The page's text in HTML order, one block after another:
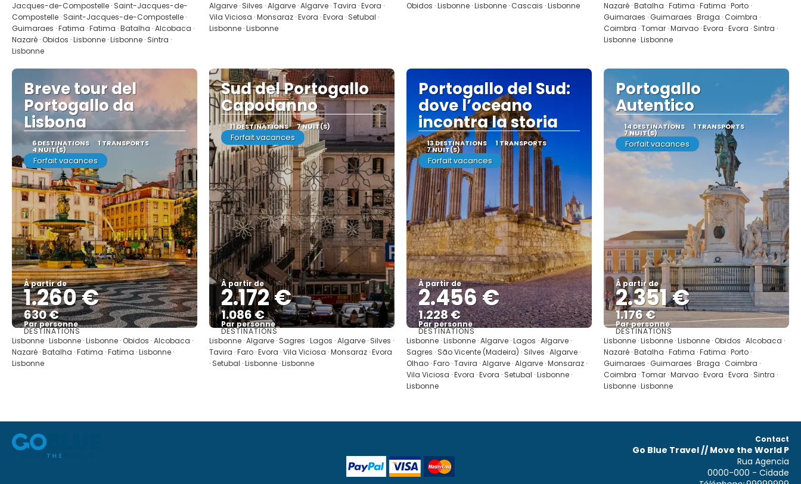
Jacques-de-Compostelle · Saint-Jacques-de-
Compostelle · Saint-Jacques-de-Compostelle ·
Guimaraes · Fatima · Fatima · Batalha · Alcobaca ·
Nazaré · Obidos · Lisbonne · Lisbonne · Sintra ·
Lisbonne
Algarve · Silves · Algarve · Algarve · Tavira · Evora ·
Vila Viciosa · Monsaraz · Evora · Evora · Setubal ·
Lisbonne · Lisbonne
Obidos · Lisbonne · Lisbonne · Cascais · Lisbonne
Nazaré · Batalha · Fatima · Fatima · Porto ·
Guimaraes · Guimaraes · Braga · Coimbra ·
Coimbra · Tomar · Marvao · Evora · Evora · Sintra ·
Lisbonne · Lisbonne
Breve tour del
Portogallo da
Lisbona
6 DESTINATIONS 1 TRANSPORTS
4 NUIT(S)
Forfait vacances
À partir de
1.260 €
630 €
Par personne
Afficher
DESTINATIONS
Lisbonne · Lisbonne · Lisbonne · Obidos · Alcobaca ·
Nazaré · Batalha · Fatima · Fatima · Lisbonne ·
Lisbonne
Sud del Portogallo
Capodanno
11 DESTINATIONS 7 NUIT(S)
Forfait vacances
À partir de
2.172 €
1.086 €
Par personne
Afficher
DESTINATIONS
Lisbonne · Algarve · Sagres · Lagos · Algarve · Silves ·
Tavira · Faro · Evora · Vila Viciosa · Monsaraz · Evora
· Setubal · Lisbonne · Lisbonne
Portogallo del Sud:
dove l’oceano
incontra la storia
13 DESTINATIONS 1 TRANSPORTS
7 NUIT(S)
Forfait vacances
À partir de
2.456 €
1.228 €
Par personne
Afficher
DESTINATIONS
Lisbonne · Lisbonne · Algarve · Lagos · Algarve ·
Sagres · São Vicente (Madeira) · Silves · Algarve ·
Olhao · Faro · Tavira · Algarve · Algarve · Monsaraz ·
Vila Viciosa · Evora · Evora · Setubal · Lisbonne ·
Lisbonne
Portogallo
Autentico
14 DESTINATIONS 1 TRANSPORTS
7 NUIT(S)
Forfait vacances
À partir de
2.351 €
1.176 €
Par personne
Afficher
DESTINATIONS
Lisbonne · Lisbonne · Lisbonne · Obidos · Alcobaca ·
Nazaré · Batalha · Fatima · Fatima · Porto ·
Guimaraes · Guimaraes · Braga · Coimbra ·
Coimbra · Tomar · Marvao · Evora · Evora · Sintra ·
Lisbonne · Lisbonne
Contact
Go Blue Travel // Move the World P
Rua Agencia
0000-000 - Cidade